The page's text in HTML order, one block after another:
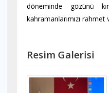
döneminde gözünü
kahramanlarımızı
Resim Galerisi